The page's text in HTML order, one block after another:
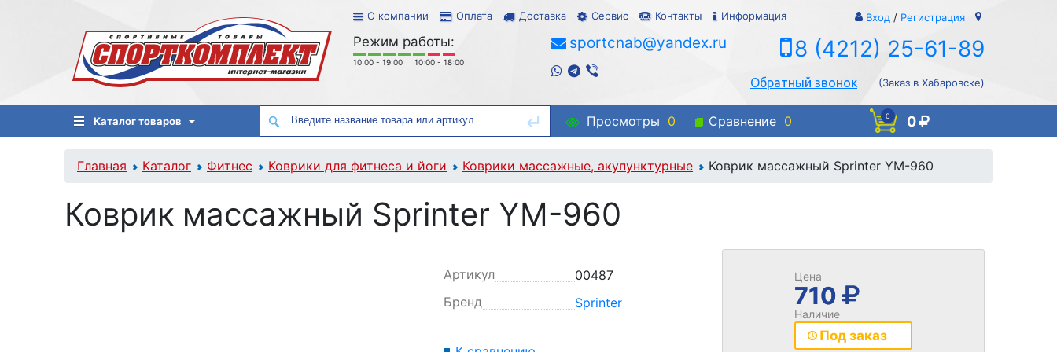
О компании Оплата Доставка Сервис Контакты Информация Вход / Регистрация
Режим работы:
10:00 - 19:00 10:00 - 18:00
sportcnab@yandex.ru 8 (4212) 25-61-89
Обратный звонок (Заказ в Хабаровске)
Каталог товаров Просмотры 0 Сравнение 0 0 0
Главная Каталог Фитнес Коврики для фитнеса и йоги Коврики массажные, акупунктурные Коврик массажный Sprinter YM-960
Коврик массажный Sprinter YM-960
Артикул
00487
Бренд
Sprinter
Цена
710
Наличие
Под заказ